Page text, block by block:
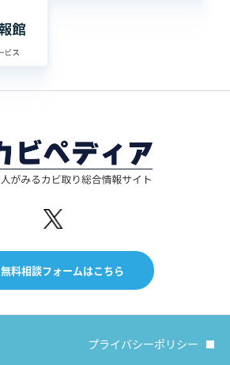
無料相談フォームはこちら
プライバシーポリシー